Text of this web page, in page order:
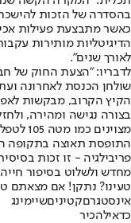
בהסדרה של הזכות להישכח
כאשר מתבצעת פעילות
הדיגיטליות מותירות
לאורך שנים".
לדבריו: "הצעת החוק של
שולחן הכנסת לאחרונה
הקיץ הקרוב, מבקשות
בצורה נגישה ומהירה,
התופסת תאוצה בתקופה
פריבילגיה - זו זכות
מחדש ולשלוט בסיפור
טעינו? נתקן! אם מצאתם
אינסטגרםקטיניםשיימינג
כדאילהכיר